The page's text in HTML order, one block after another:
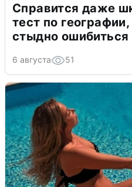
Справится даже
тест по
стыдно ошибиться
6 августа 51